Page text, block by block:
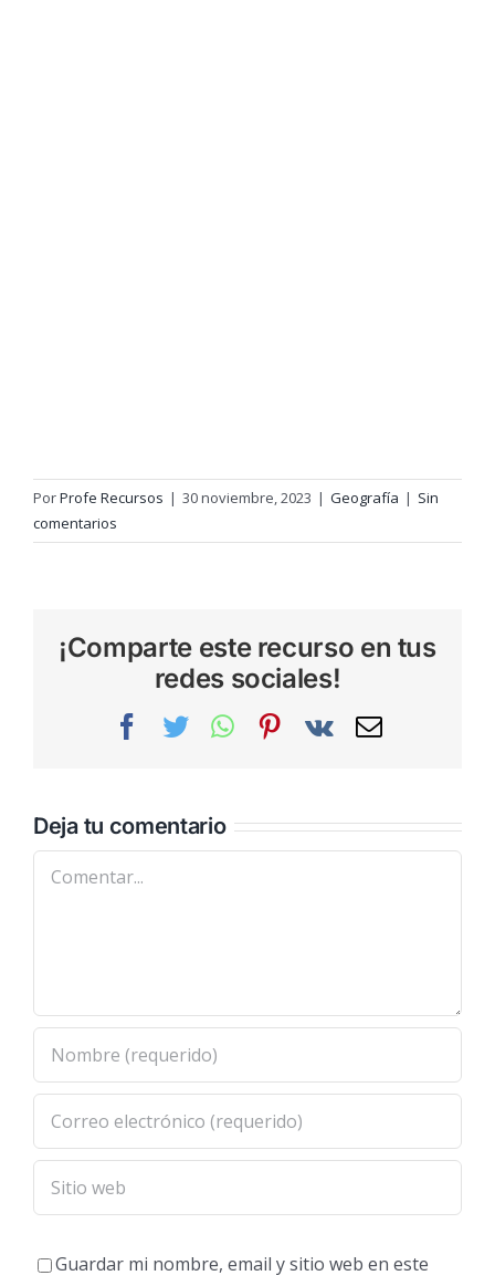
PorProfe Recursos | 30 noviembre, 2023 | Geografía | Sin
comentarios
¡Comparte este recurso en tus
redes sociales!
Facebook
TwitterWhatsAppPinterest
Vk
Correo
Deja tu comentario
Comentar
Guardar mi nombre, email y sitio web en este